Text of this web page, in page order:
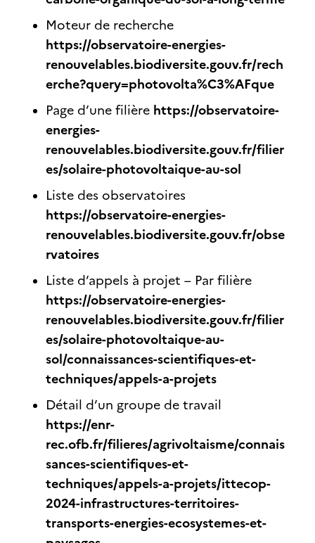
Moteur de recherche
https://observatoire-energies-
renouvelables.biodiversite.gouv.fr/rech
erche?query=photovolta%C3%AFque
Page d’une filière https://observatoire-
energies-
renouvelables.biodiversite.gouv.fr/filier
es/solaire-photovoltaique-au-sol
Liste des observatoires
https://observatoire-energies-
renouvelables.biodiversite.gouv.fr/obse
rvatoires
Liste d’appels à projet – Par filière
https://observatoire-energies-
renouvelables.biodiversite.gouv.fr/filier
es/solaire-photovoltaique-au-
sol/connaissances-scientifiques-et-
techniques/appels-a-projets
Détail d’un groupe de travail
https://enr-
rec.ofb.fr/filieres/agrivoltaisme/connais
sances-scientifiques-et-
techniques/appels-a-projets/ittecop-
2024-infrastructures-territoires-
transports-energies-ecosystemes-et-